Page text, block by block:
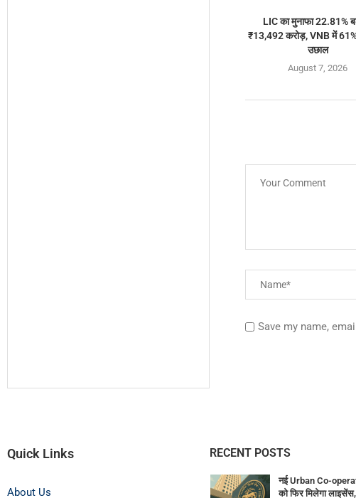
LIC का मुनाफा 22.81%
₹13,492 करोड़, VNB में 61%
उछाल
August 7, 2026
Save my name,
Quick Links
About Us
RECENT POSTS
नई Urban Co-
को फिर मिलेगा